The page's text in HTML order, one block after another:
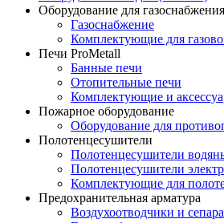
Оборудование для газоснабжения
Газоснабжение
Комплектующие для
Печи ProMetall
Банные печи
Отопительные печи
Комплектующие и
Пожарное оборудование
Оборудование для
Полотенцесушители
Полотенцесушители
Полотенцесушители
Комплектующие для
Предохранительная арматура
Воздухоотводчики и